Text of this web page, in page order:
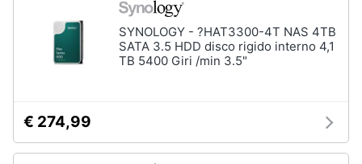
SYNOLOGY - ?HAT3300-4T NAS 4TB
SATA 3.5 HDD disco rigido interno 4,1
TB 5400 Giri /min 3.5"
€ 274,99